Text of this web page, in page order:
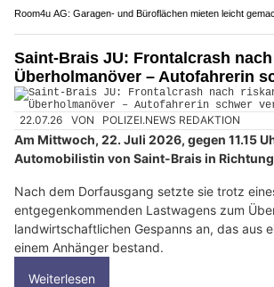
Room4u AG: Garagen- und Büroflächen mieten leicht
Saint-Brais JU: Frontalcrash
Überholmanöver – Autofahrerin
22.07.26 VON POLIZEI.NEWS REDAKTION
Am Mittwoch, 22. Juli 2026, gegen 11.15
Automobilistin von Saint-Brais in
Nach dem Dorfausgang setzte sie trotz
entgegenkommenden Lastwagens zum
landwirtschaftlichen Gespanns an, das aus
einem Anhänger bestand.
Weiterlesen